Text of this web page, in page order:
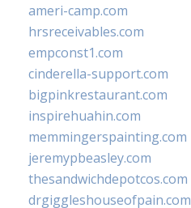
ameri-camp.com
hrsreceivables.com
empconst1.com
cinderella-support.com
bigpinkrestaurant.com
inspirehuahin.com
memmingerspainting.com
jeremypbeasley.com
thesandwichdepotcos.com
drgiggleshouseofpain.com